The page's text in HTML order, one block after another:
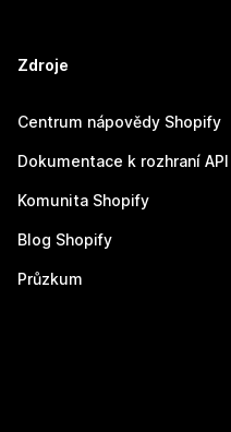
Zdroje
Centrum nápovědy Shopify
Dokumentace k rozhraní API
Komunita Shopify
Blog Shopify
Průzkum